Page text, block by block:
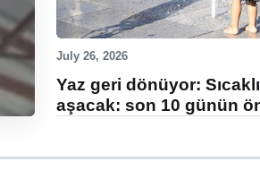
July 26, 2026
Yaz geri dönüyor:
aşacak: son 10 günün